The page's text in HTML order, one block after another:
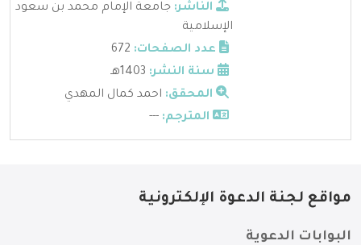
الناشر: جامعة الإمام محمد بن سعود
الإسلامية
عدد الصفحات:
سنة النشر:
المحقق: احمد كمال المهدي
المترجم: ---
مواقع لجنة الدعوة الإلكترونية
البوابات الدعوية